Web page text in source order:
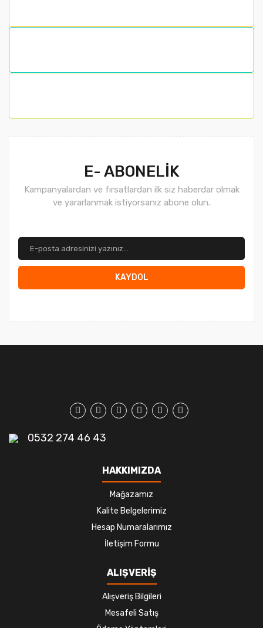
Gönder
E- ABONELİK
Kampanyalardan ve fırsatlardan ilk siz haberdar olmak
ve yararlanmak istiyorsanız abone olun.
KAYDOL
0532 274 46 43
HAKKIMIZDA
Mağazamız
Kalite Belgelerimiz
Hesap Numaralarımız
İletişim Formu
ALIŞVERİŞ
Alışveriş Bilgileri
Mesafeli Satış